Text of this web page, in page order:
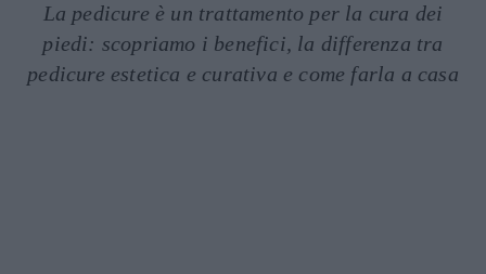
La pedicure è un trattamento per la cura dei
piedi: scopriamo i benefici, la differenza tra
pedicure estetica e curativa e come farla a casa